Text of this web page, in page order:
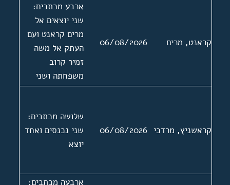
קראנט, מרים 06/08/2026
ארבע מכתבים:
שני יוצאים אל
מרים קראנט ועם
העתק אל משה
זמיר קרוב
משפחתה ושני
נכנסים ממשה
קביעת לוח זכרון
לאחייניתה שרה
זאלץ. מכתב נכנס
קראשניץ, מרדכי 06/08/2026
שלושה מכתבים:
שני נכנסים ואחד
יוצא
ארבעה מכתבים: